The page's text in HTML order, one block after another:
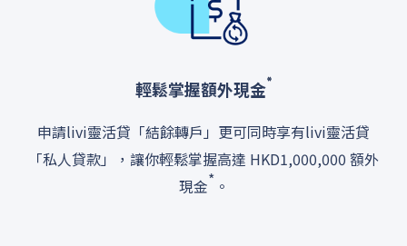
輕鬆掌握額外現金*
申請livi靈活貸「結餘轉戶」更可同時享有livi靈活貸
「私人貸款」，讓你輕鬆掌握高達 HKD1,000,000 額外
現金* 。